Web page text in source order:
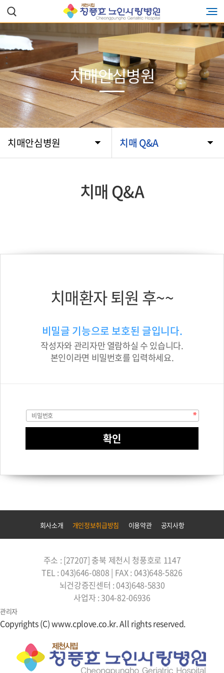
치매안심병원 치매 Q&A
치매안심병원
치매 Q&A
치매환자 퇴원 후~~
비밀글 기능으로 보호된 글입니다.
작성자와 관리자만 열람하실 수 있습니다.
본인이라면 비밀번호를 입력하세요.
회사소개 개인정보취급방침 이용약관 공지사항
주소 : [27207] 충북 제천시 청풍호로 1147
TEL : 043)646-0808 | FAX : 043)648-5826
뇌건강증진센터 : 043)648-5830
사업자 : 304-82-06936
관리자
Copyrights (C) www.cplove.co.kr. All rights reserved.